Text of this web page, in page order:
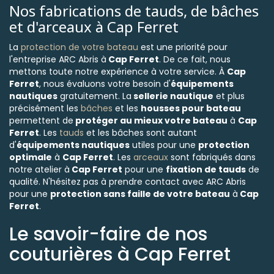
Nos fabrications de tauds, de bâches
et d'arceaux à Cap Ferret
La protection de votre bateau est une priorité pour
l'entreprise ARC Abris à Cap Ferret. De ce fait, nous
mettons toute notre expérience à votre service. À Cap
Ferret, nous évaluons votre besoin d'équipements
nautiques gratuitement. La sellerie nautique et plus
précisément les bâches et les housses pour bateau
permettent de protéger au mieux votre bateau à Cap
Ferret. Les tauds et les bâches sont autant
d'équipements nautiques utiles pour une protection
optimale à Cap Ferret. Les arceaux sont fabriqués dans
notre atelier à Cap Ferret pour une fixation de tauds de
qualité. N'hésitez pas à prendre contact avec ARC Abris
pour une protection sans faille de votre bateau à Cap
Ferret.
Le savoir-faire de nos
couturières à Cap Ferret